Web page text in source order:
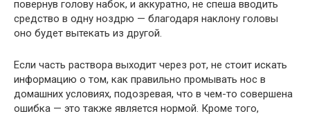
повернув голову набок, и аккуратно, не спеша вводить
средство в одну ноздрю — благодаря наклону головы
оно будет вытекать из другой.
Если часть раствора выходит через рот, не стоит искать
информацию о том, как правильно промывать нос в
домашних условиях, подозревая, что в чем-то совершена
ошибка — это также является нормой. Кроме того,